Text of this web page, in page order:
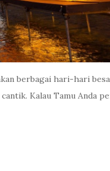
berbagai hari-hari
Kalau Tamu Anda